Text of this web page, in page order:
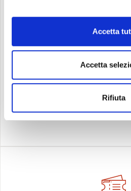
Accetta
Accetta
Rifiuta
Subscribe to receive
updates from La